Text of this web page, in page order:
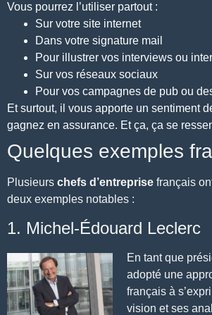
Vous pourrez l’utiliser partout :
Sur votre site internet
Dans votre signature mail
Pour illustrer vos interviews ou
Sur vos réseaux sociaux
Pour vos campagnes de pub ou
Et surtout, il vous apporte un sentiment
gagnez en assurance. Et ça, ça se
Quelques exemples
Plusieurs chefs d’entreprise français
deux exemples notables :
1. Michel-Édouard Leclerc
En tant que
adopté une
français à
vision et ses